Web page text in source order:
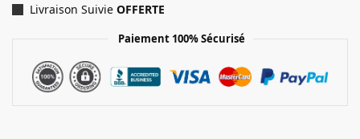
Livraison Suivie OFFERTE
Paiement 100% Sécurisé